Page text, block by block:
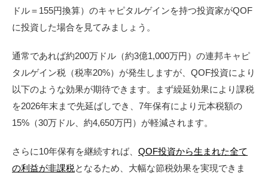
ドル＝155円換算）のキャピタルゲインを持つ投資家がQOF
に投資した場合を見てみましょう。
通常であれば約200万ドル（約3億1,000万円）の連邦キャピ
タルゲイン税（税率20%）が発生しますが、QOF投資により
以下のような効果が期待できます。まず繰延効果により課税
を2026年末まで先延ばしでき、7年保有により元本税額の
15%（30万ドル、約4,650万円）が軽減されます。
さらに10年保有を継続すれば、 QOF投資から生まれた全て
の利益が非課税となるため、大幅な節税効果を実現できま